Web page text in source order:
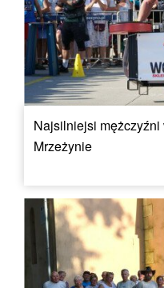
Najsilniejsi
Mrzeżynie